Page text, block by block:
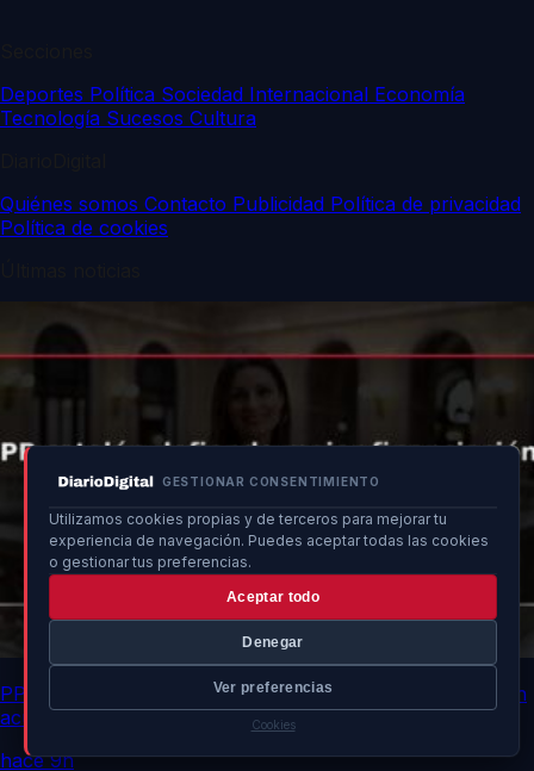
GESTIONAR CONSENTIMIENTO
Utilizamos cookies propias y de terceros para mejorar tu
experiencia de navegación. Puedes aceptar todas las cookies
o gestionar tus preferencias.
Aceptar todo
Denegar
Ver preferencias
Cookies
Deportes Política Sociedad Internacional Economía
Tecnología Sucesos Cultura
Quiénes somos Contacto Publicidad Política de privacidad
Política de cookies
PP catalán defiende mejor financiación para Catalunya sin
acuerdos bilaterales
hace 9h